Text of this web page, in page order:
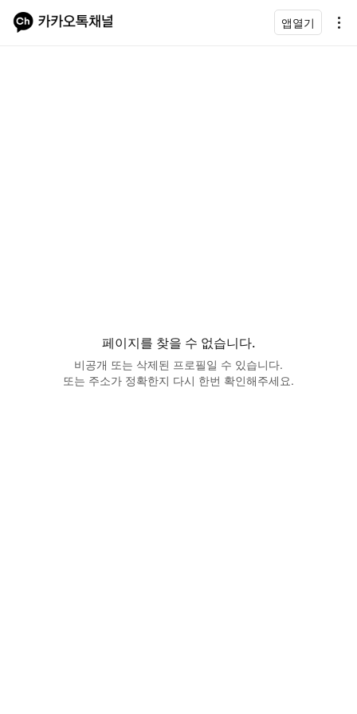
앱열기
페이지를 찾을 수 없습니다.
비공개 또는 삭제된 프로필일 수 있습니다.
또는 주소가 정확한지 다시 한번 확인해주세요.